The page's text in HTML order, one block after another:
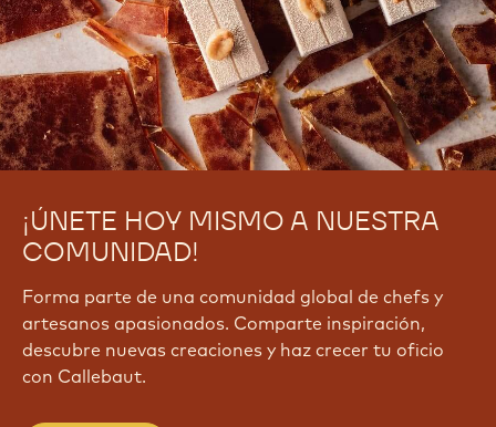
G
r
A
u
O
w
¡ÚNETE HOY MISMO A NUESTRA
COMUNIDAD!
Forma parte de una comunidad global de chefs y
artesanos apasionados. Comparte inspiración,
descubre nuevas creaciones y haz crecer tu oficio
con Callebaut.